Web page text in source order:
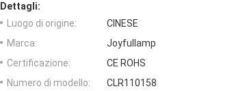
Dettagli:
Luogo di origine:
CINESE
Marca:
Joyfullamp
Certificazione:
CE ROHS
Numero di modello:
CLR110158